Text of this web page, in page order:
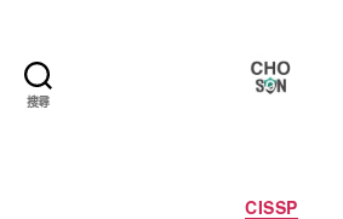
搜尋
大
分
CISSP